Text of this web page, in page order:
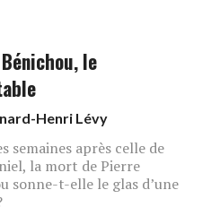
le
Henri Lévy
semaines après celle de
la mort de Pierre
sonne-t-elle le glas d’une